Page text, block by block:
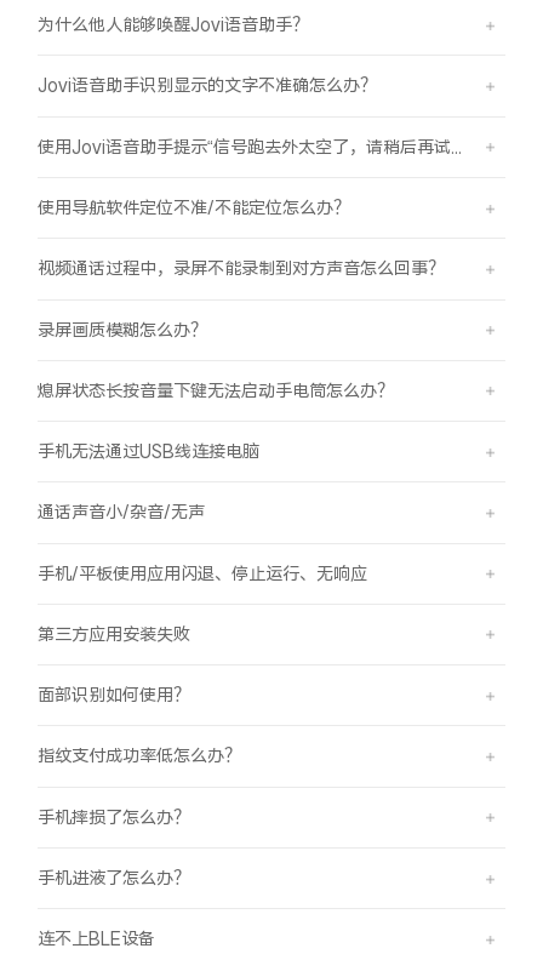
为什么他人能够唤醒Jovi语音助手？
Jovi语音助手识别显示的文字不准确怎么办？
使用导航软件定位不准/不能定位怎么办？
视频通话过程中，录屏不能录制到对方声音怎么回事？
录屏画质模糊怎么办？
熄屏状态长按音量下键无法启动手电筒怎么办？
手机无法通过USB线连接电脑
通话声音小/杂音/无声
手机/平板使用应用闪退、停止运行、无响应
第三方应用安装失败
面部识别如何使用？
指纹支付成功率低怎么办？
手机摔损了怎么办？
手机进液了怎么办？
连不上BLE设备